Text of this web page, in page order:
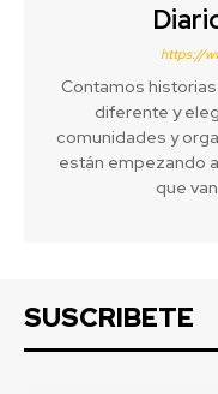
https://
Contamos
diferente y
comunidades y
están empezando
que
SUSCRIBETE